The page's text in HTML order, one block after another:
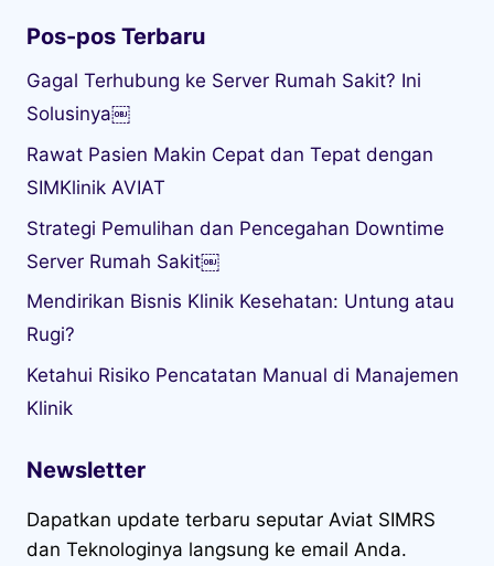
Pos-pos Terbaru
Gagal Terhubung ke Server Rumah Sakit? Ini
Solusinya￼
Rawat Pasien Makin Cepat dan Tepat dengan
SIMKlinik AVIAT
Strategi Pemulihan dan Pencegahan Downtime
Server Rumah Sakit￼
Mendirikan Bisnis Klinik Kesehatan: Untung atau
Rugi?
Ketahui Risiko Pencatatan Manual di Manajemen
Klinik
Newsletter
Dapatkan update terbaru seputar Aviat SIMRS
dan Teknologinya langsung ke email Anda.